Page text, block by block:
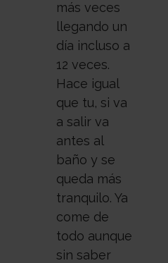
más veces
llegando un
día incluso a
12 veces.
Hace igual
que tu, si va
a salir va
antes al
baño y se
queda más
tranquilo. Ya
come de
todo aunque
sin saber